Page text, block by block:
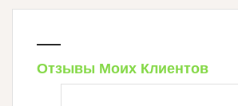
Отзывы Моих Клиентов